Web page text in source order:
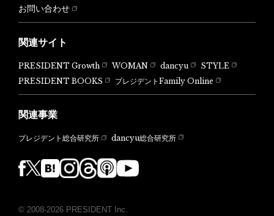
お問い合わせ
関連サイト
PRESIDENT Growth WOMAN dancyu
STYLE
PRESIDENT BOOKS
プレジデントFamily Online
関連事業
プレジデント総合研究所 dancyu総合研究所
© 2008-2026 PRESIDENT Inc.